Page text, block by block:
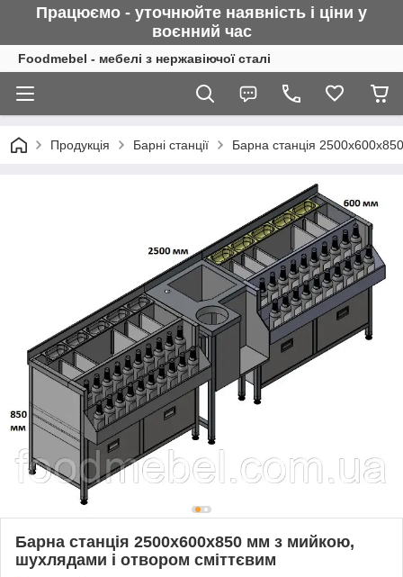
Працюємо - уточнюйте наявність і ціни у
воєнний час
Foodmebel - мебелі з нержавіючої сталі
Продукція Барні станції Барна станція
Барна станція 2500х600х850 мм з мийкою,
шухлядами і отвором сміттєвим